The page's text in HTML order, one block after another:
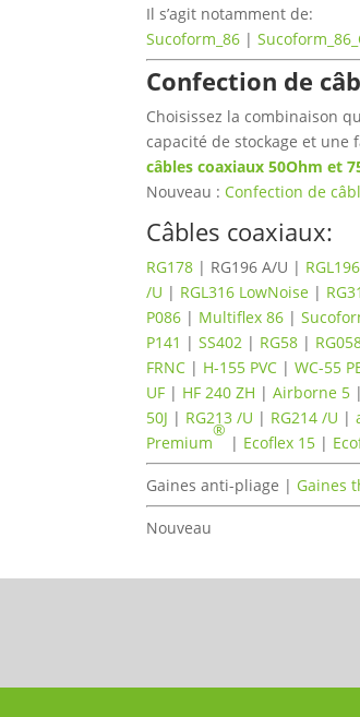
Il s’agit notamment de:
Sucoform_86 |
Confection de
Choisissez la combinaison
capacité de stockage et
câbles coaxiaux 50Ohm et
Nouveau :Confection de
Câbles coaxiaux:
RG178 | RG196 A/U |
/U | RGL316 LowNoise |
P086 | Multiflex 86 |
P141 |SS402 | RG58 |
FRNC | H-155 PVC |WC-55
UF | HF 240 ZH |Airborne 5
50J | RG213 /U | RG214 /U |
Premium
®
| Ecoflex 15 |
Gaines anti-pliage |Gaines
Nouveau